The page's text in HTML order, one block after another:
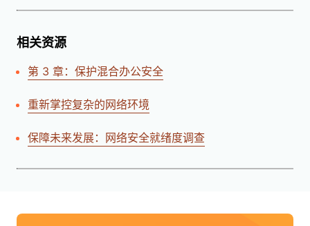
相关资源
第 3 章：保护混合办公安全
重新掌控复杂的网络环境
保障未来发展：网络安全就绪度调查